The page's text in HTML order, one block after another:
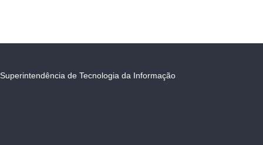
Superintendência de Tecnologia da Informação